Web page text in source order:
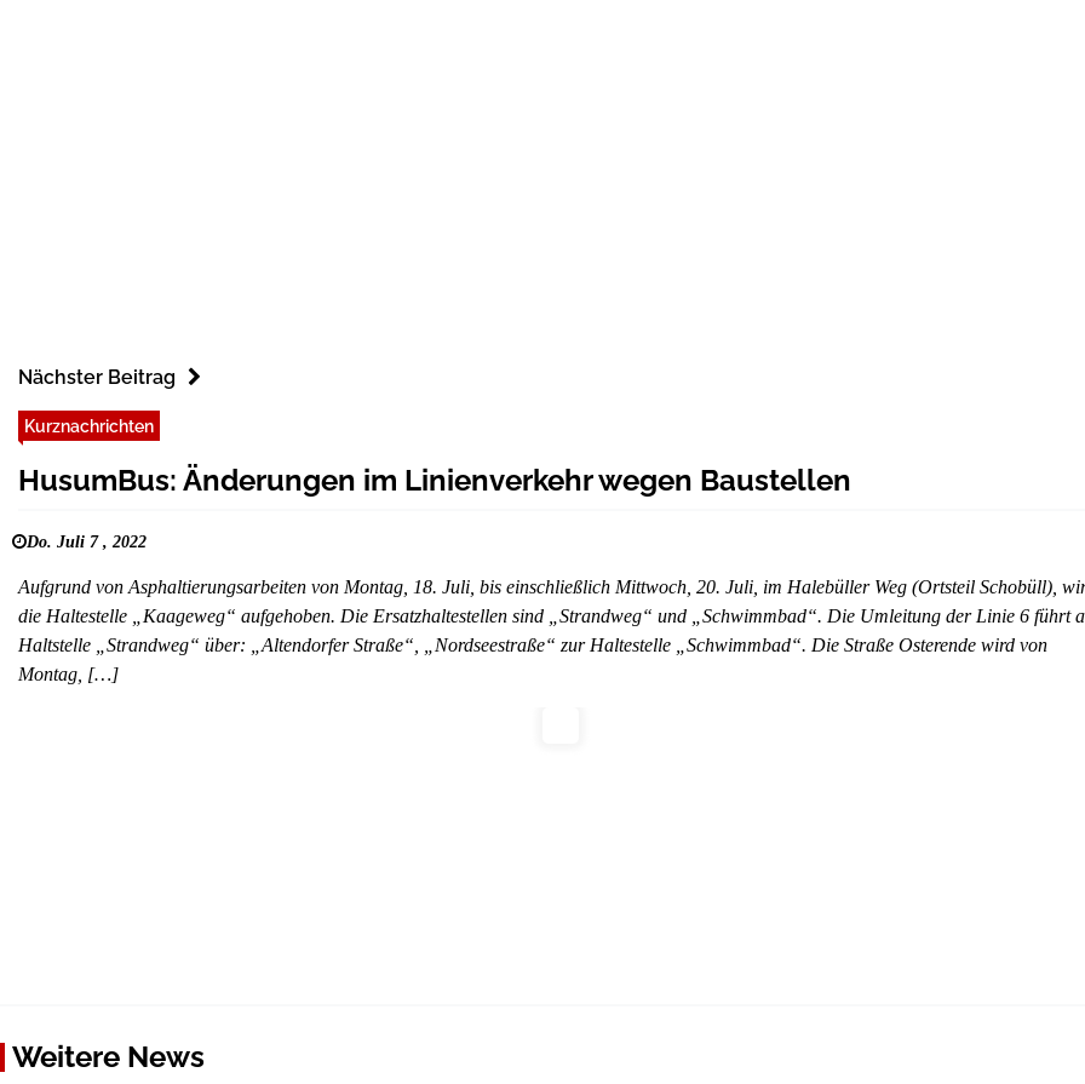
Nächster Beitrag
Kurznachrichten
HusumBus: Änderungen im Linienverkehr wegen Baustellen
Do. Juli 7 , 2022
Aufgrund von Asphaltierungsarbeiten von Montag, 18. Juli, bis einschließlich Mittwoch, 20. Juli, im Halebüller Weg (Ortsteil Schobüll),
die Haltestelle „Kaageweg“ aufgehoben. Die Ersatzhaltestellen sind „Strandweg“ und „Schwimmbad“. Die Umleitung der Linie 6 führt
Haltstelle „Strandweg“ über: „Altendorfer Straße“, „Nordseestraße“ zur Haltestelle „Schwimmbad“. Die Straße Osterende wird von
Montag, […]
Weitere News